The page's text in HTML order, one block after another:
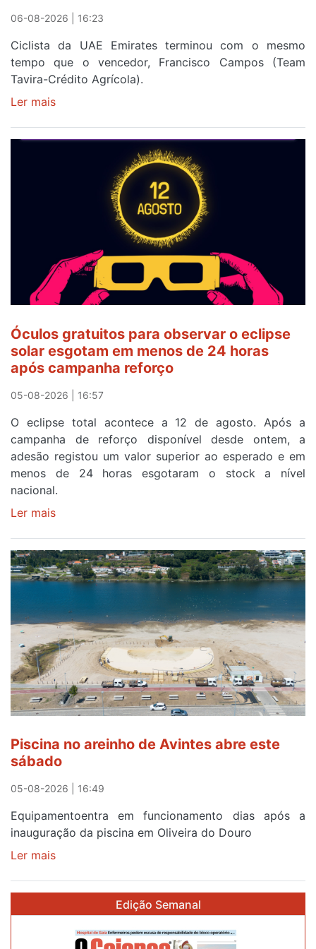
06-08-2026 | 16:23
Ciclista da UAE Emirates terminou com o mesmo
tempo que o vencedor, Francisco Campos (Team
Tavira-Crédito Agrícola).
Ler mais
ser
o
quarto
a
a
meta
em
Sintra
primeira
etapa
da
87ª
Volta
Óculos gratuitos para observar o eclipse
solar esgotam em menos de 24 horas
após campanha reforço
05-08-2026 | 16:57
O eclipse total acontece a 12 de agosto. Após a
campanha de reforço disponível desde ontem, a
adesão registou um valor superior ao esperado e em
menos de 24 horas esgotaram o stock a nível
nacional.
Ler mais
para
observar
eclipse
solar
esgotam
em
menos
de
24
após
campanha
reforço
Piscina no areinho de Avintes abre este
sábado
05-08-2026 | 16:49
Equipamentoentra em funcionamento dias após a
inauguração da piscina em Oliveira do Douro
Ler mais
no
Avintes
Edição Semanal